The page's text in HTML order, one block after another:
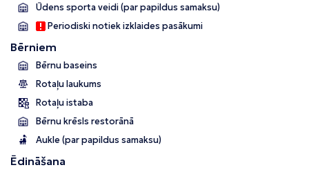
Ūdens sporta veidi (par papildus samaksu)
Periodiski notiek izklaides pasākumi
Bērniem
Bērnu baseins
Rotaļu laukums
Rotaļu istaba
Bērnu krēsls restorānā
Aukle (par papildus samaksu)
Ēdināšana